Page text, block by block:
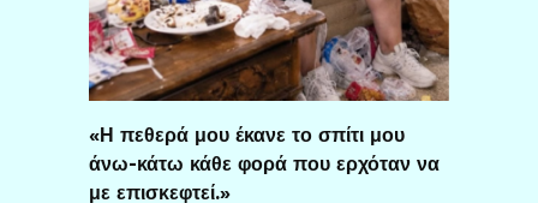
«Η πεθερά μου έκανε το σπίτι μου
άνω-κάτω κάθε φορά που ερχόταν να
με επισκεφτεί.»